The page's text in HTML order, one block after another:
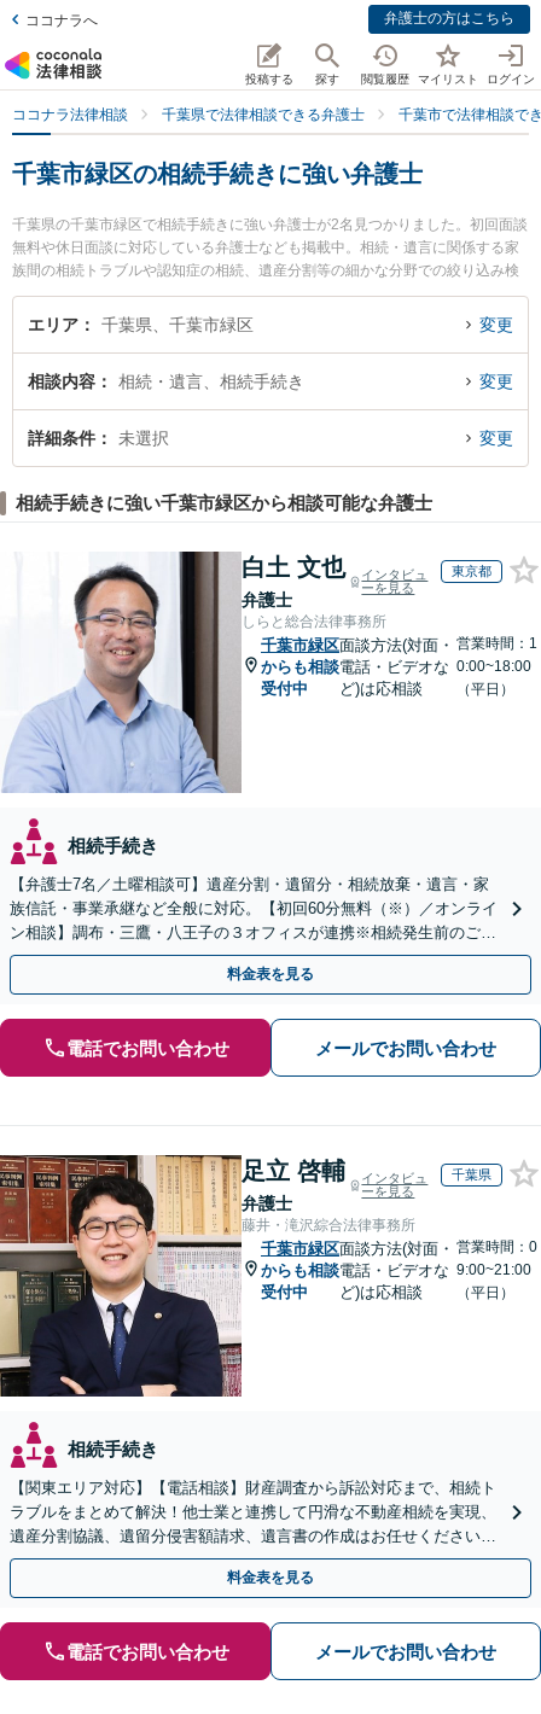
ココナラへ 弁護士の方はこちら
投稿する 探す 閲覧履歴 マイリスト ログイン
ココナラ法律相談 千葉県で法律相談できる弁護士 千葉市で法律相談で
千葉市緑区の相続手続きに強い弁護士
千葉県の千葉市緑区で相続手続きに強い弁護士が2名見つかりました。初回面談
無料や休日面談に対応している弁護士なども掲載中。相続・遺言に関係する家
族間の相続トラブルや認知症の相続、遺産分割等の細かな分野での絞り込み検
索もでき便利です。特におゆみ野法律事務所の内山 傑史弁護士や弁護士吉田貴
行法律事務所の吉田 貴行弁護士のプロフィール情報や弁護士費用、強みなどが
近くの弁護士を検索したい』『初回相談無料で相続手続きを法律相談できる千
葉市緑区内の弁護士に相談予約したい』などでお困りの相談者さんにおすすめ
です。
エリア 千葉県、千葉市緑区 変更
相談内容 相続・遺言、相続手続き 変更
詳細条件 未選択 変更
相続手続きに強い千葉市緑区から相談可能な弁護士
白土 文也
弁護士
インタビュ
ーを見る
東京都
しらと総合法律事務所
千葉市緑区
からも相談
受付中
面談方法(対面・
電話・ビデオな
ど)は応相談
営業時間：1
0:00~18:00
（平日）
相続手続き
【弁護士7名／土曜相談可】遺産分割・遺留分・相続放棄・遺言・家
族信託・事業承継など全般に対応。【初回60分無料（※）／オンライ
ン相談】調布・三鷹・八王子の３オフィスが連携※相続発生前のご相
談など有料相談になるものもございます。
料金表を見る
電話でお問い合わせ メールでお問い合わせ
足立 啓輔
弁護士
インタビュ
ーを見る
千葉県
藤井・滝沢綜合法律事務所
千葉市緑区
からも相談
受付中
面談方法(対面・
電話・ビデオな
ど)は応相談
営業時間：0
9:00~21:00
（平日）
相続手続き
【関東エリア対応】【電話相談】財産調査から訴訟対応まで、相続ト
ラブルをまとめて解決！他士業と連携して円滑な不動産相続を実現、
遺産分割協議、遺留分侵害額請求、遺言書の作成はお任せください。
明確な料金体系【オンライン面談可能】
料金表を見る
電話でお問い合わせ メールでお問い合わせ